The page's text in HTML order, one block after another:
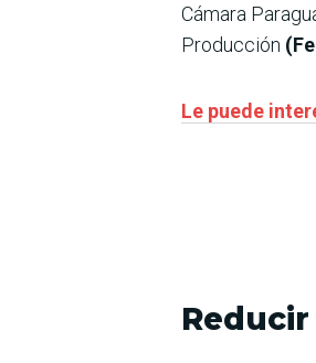
Cámara
Producción
Le puede